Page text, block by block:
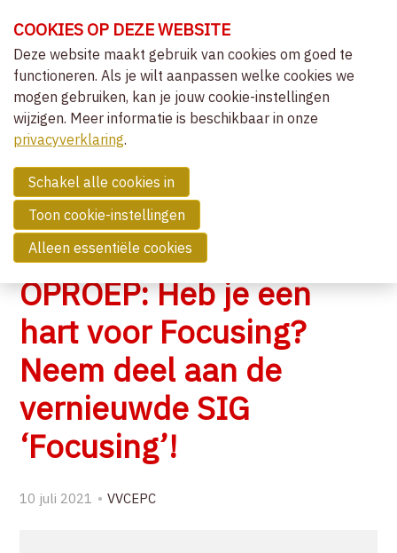
links
over
Spring
naar
de
navigatie
naar
de
inhoud
OPROEP: Heb je een
hart voor Focusing?
Neem deel aan de
vernieuwde SIG
‘Focusing’!
10 juli 2021 VVCEPC
OVER VVCEPC
CLIËNTGERICHT-EXPERIËNTIEEL
NIEUWS
OVERZICHT ACTIVITEITEN
NIEUWS
COMMUNITY
ZOEK EEN THERAPEUT
CONTACT
ZOEK
COOKIES OP DEZE WEBSITE
Deze website maakt gebruik van cookies om goed te
functioneren. Als je wilt aanpassen welke cookies we
mogen gebruiken, kan je jouw cookie-instellingen
wijzigen. Meer informatie is beschikbaar in onze
privacyverklaring.
Schakel alle cookies in
Toon cookie-instellingen
Alleen essentiële cookies